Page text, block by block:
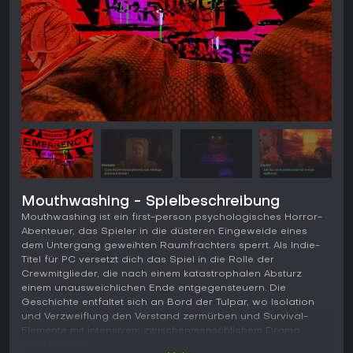
Mouthwashing - Spielbeschreibung
Mouthwashing ist ein first-person psychologisches Horror-
Abenteuer, das Spieler in die düsteren Eingeweide eines
dem Untergang geweihten Raumfrachters sperrt. Als Indie-
Titel für PC versetzt dich das Spiel in die Rolle der
Crewmitglieder, die nach einem katastrophalen Absturz
einem unausweichlichen Ende entgegensteuern. Die
Geschichte entfaltet sich an Bord der Tulpar, wo Isolation
und Verzweiflung den Verstand zermürben und Survival-
Elemente mit intensivem zwischenmenschlichem Drama